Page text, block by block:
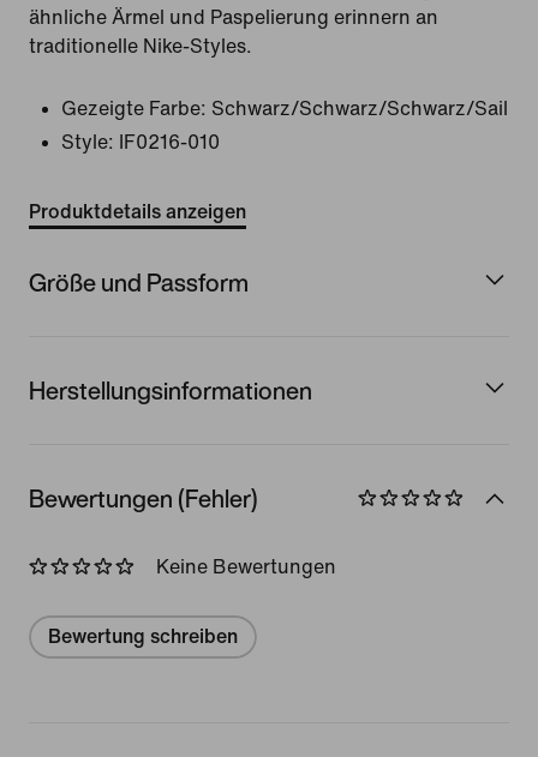
ähnliche Ärmel und Paspelierung erinnern an
traditionelle Nike-Styles.
Gezeigte Farbe: Schwarz/Schwarz/Schwarz/Sail
Style:
IF0216-010
Produktdetails anzeigen
Größe und Passform
Herstellungsinformationen
Bewertungen (Fehler)
Keine Bewertungen
Bewertung schreiben